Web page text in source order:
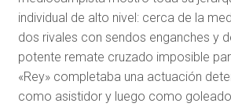
individual de alto nivel: cerca de la
dos rivales con sendos enganches y
potente remate cruzado imposible
«Rey» completaba una actuación
como asistidor y luego como